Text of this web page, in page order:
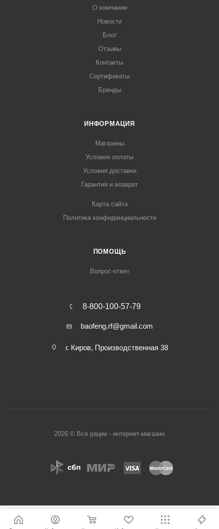
О компании
Новости
Блог
Отзывы
Контакты
Сертификаты
Бренды
ИНФОРМАЦИЯ
Магазины
Условия оплаты
Условия доставки
Гарантия и возврат
Карта сайта
Политика конфиденциальности
ПОМОЩЬ
Вопрос-ответ
8-800-100-57-79
baofeng.rf@gmail.com
г. Киров, Производственная 38
2026 © Все рации - интернет-магазин